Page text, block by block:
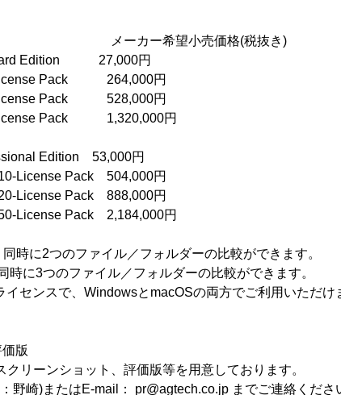
ー希望小売価格(税抜き)
Edition 27,000円
264,000円
528,000円
1,320,000円
Edition 53,000円
504,000円
888,000円
2,184,000円
に2つのファイル／フォルダーの比較ができます。
に3つのファイル／フォルダーの比較ができます。
センスで、WindowsとmacOSの両方でご利用いただけ
版
リーンショット、評価版等を用意しております。
野崎)またはE-mail： pr@agtech.co.jp までご連絡くださ